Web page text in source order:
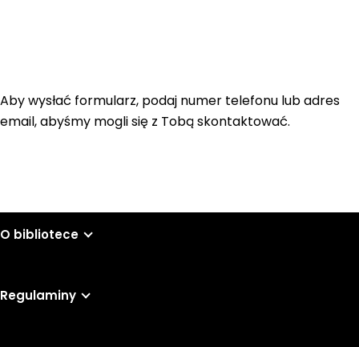
Aby wysłać formularz, podaj numer telefonu lub adres
email, abyśmy mogli się z Tobą skontaktować.
O bibliotece
Regulaminy